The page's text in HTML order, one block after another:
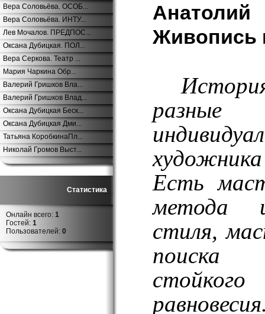
Вера Соловьёва. ОСОБ...
Вера Соловьёва. ИНТУ...
Лев Мочалов. ПРЕДПОС...
Оксана Дубицкая. ПОЛ...
Вера Серкова. Театр ...
Мария Чаркина Обр...
Валерий Гришков Вла...
Валерий Гришков Влад...
Оксана Дубицкая Беск...
Оксана Дубицкая Дми...
Татьяна КоробкинаПл...
Николай Громов Выст...
Статистика
Онлайн всего: 1
Гостей: 1
Пользователей: 0
Живопись
Есть
метода
стиля,
поиска